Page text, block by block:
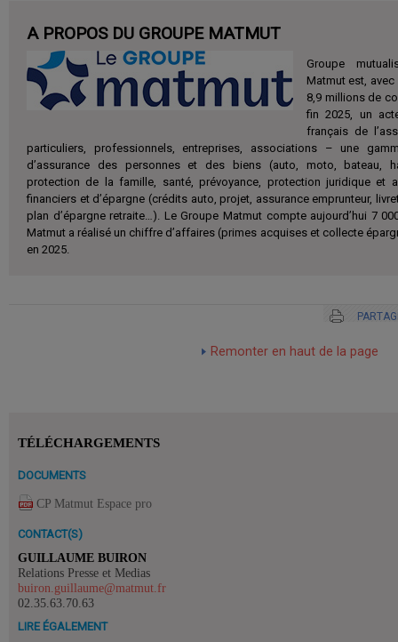
A PROPOS DU GROUPE MATMUT
Groupe
Matmut est,
8,9 millions de
fin 2025, un
français de
particuliers, professionnels, entreprises, associations – une
d’assurance des personnes et des biens (auto, moto, bateau,
protection de la famille, santé, prévoyance, protection juridique et
financiers et d’épargne (crédits auto, projet, assurance emprunteur,
plan d’épargne retraite…). Le Groupe Matmut compte aujourd’hui 7
Matmut a réalisé un chiffre d’affaires (primes acquises et collecte
en 2025.
Remonter en haut de la page
TÉLÉCHARGEMENTS
DOCUMENTS
CP Matmut Espace pro
CONTACT(S)
GUILLAUME BUIRON
Relations Presse et Medias
buiron.guillaume@matmut.fr
02.35.63.70.63
LIRE ÉGALEMENT